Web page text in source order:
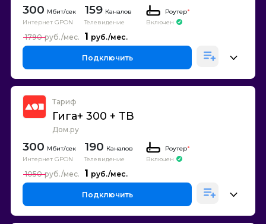
300
Интернет GPON
159 Каналов
Телевидение
Роутер*
Включен
1
1790
Подключить
Тариф
Гига+ 300 + ТВ
Дом.ру
300
Интернет GPON
190 Каналов
Телевидение
Роутер*
Включен
1
1050
Подключить